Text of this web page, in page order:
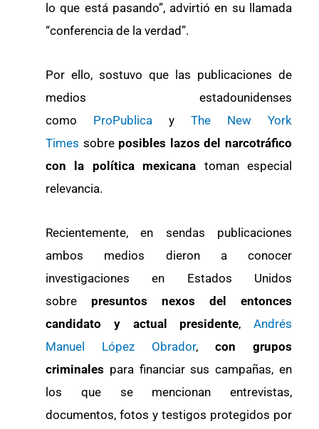
lo que está pasando”, advirtió en su llamada
“conferencia de la verdad”.
Por ello, sostuvo que las publicaciones de
medios estadounidenses
como ProPublica y The New York
Times sobre posibles lazos del narcotráfico
con la política mexicana toman especial
relevancia.
Recientemente, en sendas publicaciones
ambos medios dieron a conocer
investigaciones en Estados Unidos
sobre presuntos nexos del entonces
candidato y actual presidente, Andrés
Manuel López Obrador, con grupos
criminales para financiar sus campañas, en
los que se mencionan entrevistas,
documentos, fotos y testigos protegidos por